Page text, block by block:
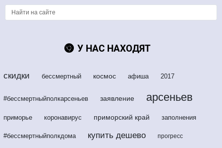
У НАС НАХОДЯТ
скидки бессмертный космос афиша 2017
#бессмертныйполкарсеньев заявление арсеньев
приморье коронавирус приморский край заполнения
#бессмертныйполкдома купить дешево прогресс